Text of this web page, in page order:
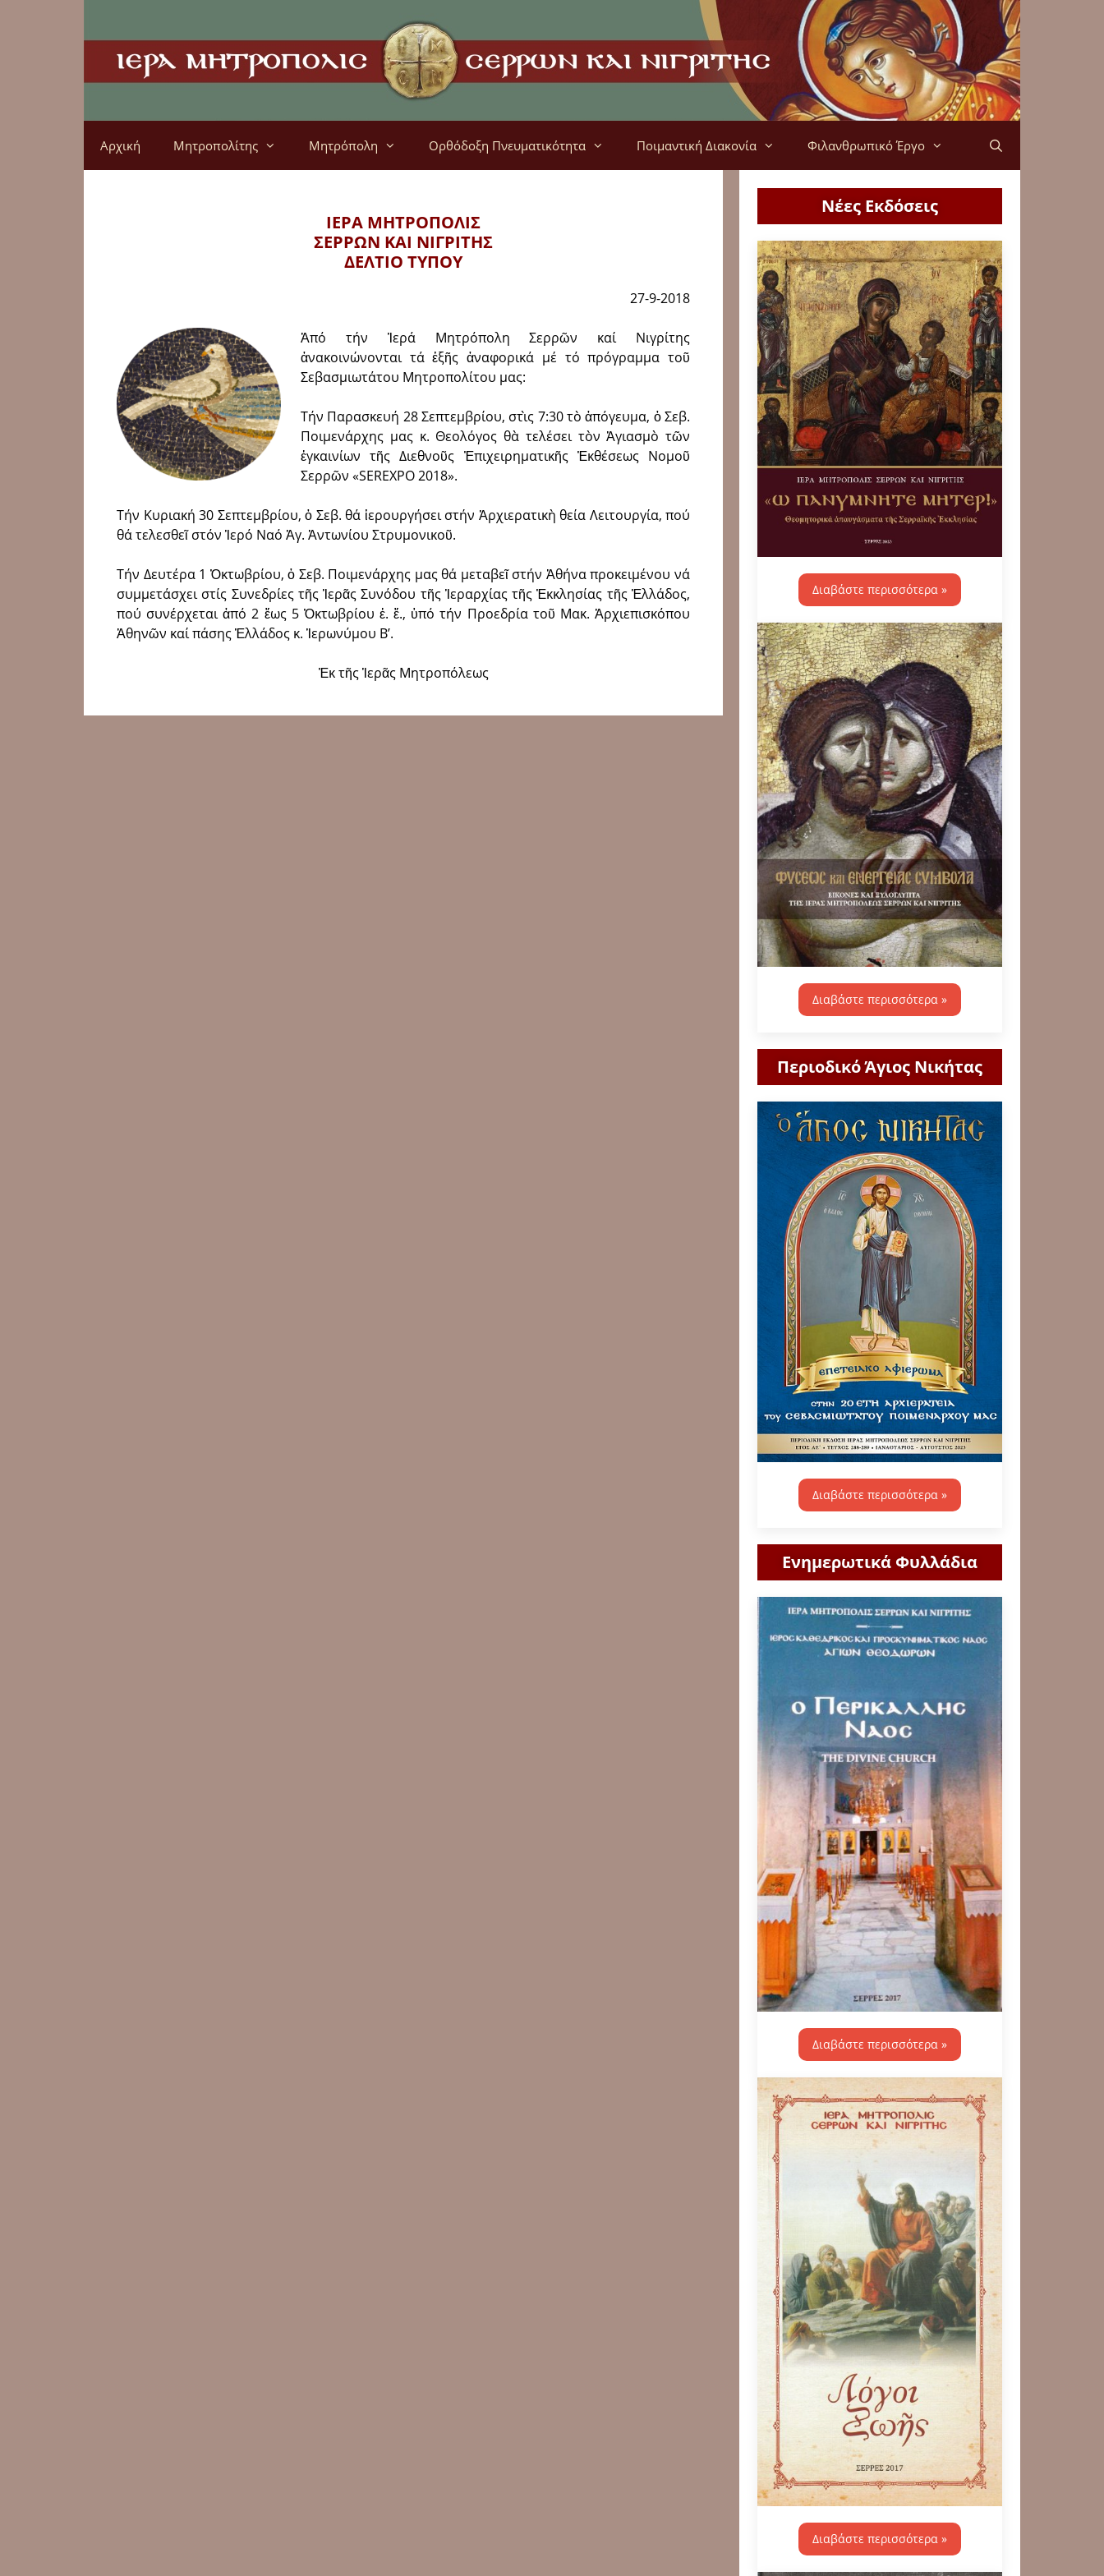
Αρχική Μητροπολίτης Μητρόπολη Ορθόδοξη Πνευματικότητα Ποιμαντική Διακονία Φιλανθρωπικό Έργο
ΙΕΡΑ ΜΗΤΡΟΠΟΛΙΣ
ΣΕΡΡΩΝ ΚΑΙ ΝΙΓΡΙΤΗΣ
ΔΕΛΤΙΟ ΤΥΠΟΥ
27-9-2018
Ἀπό τήν Ἱερά Μητρόπολη Σερρῶν καί Νιγρίτης
ἀνακοινώνονται τά ἑξῆς ἀναφορικά μέ τό πρόγραμμα τοῦ
Σεβασμιωτάτου Μητροπολίτου μας:
Τήν Παρασκευή 28 Σεπτεμβρίου, στὶς 7:30 τὸ ἀπόγευμα, ὁ Σεβ.
Ποιμενάρχης μας κ. Θεολόγος θὰ τελέσει τὸν Ἁγιασμὸ τῶν
ἐγκαινίων τῆς Διεθνοῦς Ἐπιχειρηματικῆς Ἐκθέσεως Νομοῦ
Σερρῶν «SEREXPO 2018».
Τήν Κυριακή 30 Σεπτεμβρίου, ὁ Σεβ. θά ἱερουργήσει στήν Ἀρχιερατικὴ θεία Λειτουργία, πού
θά τελεσθεῖ στόν Ἱερό Ναό Ἁγ. Ἀντωνίου Στρυμονικοῦ.
Τήν Δευτέρα 1 Ὀκτωβρίου, ὁ Σεβ. Ποιμενάρχης μας θά μεταβεῖ στήν Ἀθήνα προκειμένου νά
συμμετάσχει στίς Συνεδρίες τῆς Ἱερᾶς Συνόδου τῆς Ἱεραρχίας τῆς Ἐκκλησίας τῆς Ἑλλάδος,
πού συνέρχεται ἀπό 2 ἕως 5 Ὀκτωβρίου ἐ. ἔ., ὑπό τήν Προεδρία τοῦ Μακ. Ἀρχιεπισκόπου
Ἀθηνῶν καί πάσης Ἑλλάδος κ. Ἱερωνύμου Β’.
Ἐκ τῆς Ἱερᾶς Μητροπόλεως
Νέες Εκδόσεις
Διαβάστε περισσότερα »
Διαβάστε περισσότερα »
Περιοδικό Άγιος Νικήτας
Διαβάστε περισσότερα »
Ενημερωτικά Φυλλάδια
Διαβάστε περισσότερα »
Διαβάστε περισσότερα »